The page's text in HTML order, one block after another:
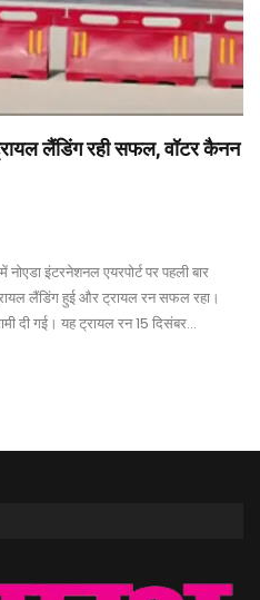
लैंडिंग रही सफल, वॉटर कैनन
इंटरनेशनल एयरपोर्ट पर पहली बार
लैंडिंग हुई और ट्रायल रन सफल रहा।
दी गई। यह ट्रायल रन 15 दिसंबर…